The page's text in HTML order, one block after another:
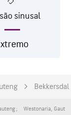
sinusal
Bekkersdal
Westonaria,